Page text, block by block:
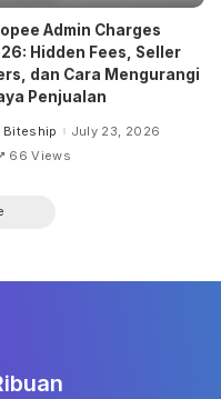
Admin Charges
Hidden Fees, Seller
dan Cara Mengurangi
Penjualan
Biteship
July 23, 2026
66 Views